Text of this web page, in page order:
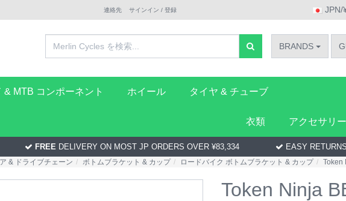
連絡先 サインイン / 登録 JPN/
BRANDS
& MTB コンポーネント ホイール タイヤ & チューブ
衣類 アクセサリー
FREE DELIVERY ON MOST JP ORDERS OVER ¥83,334 EASY RETURNS
& ドライブチェーン ボトムブラケット & カップ ロードバイク ボトムブラケット & カップ Token
Token Ninja